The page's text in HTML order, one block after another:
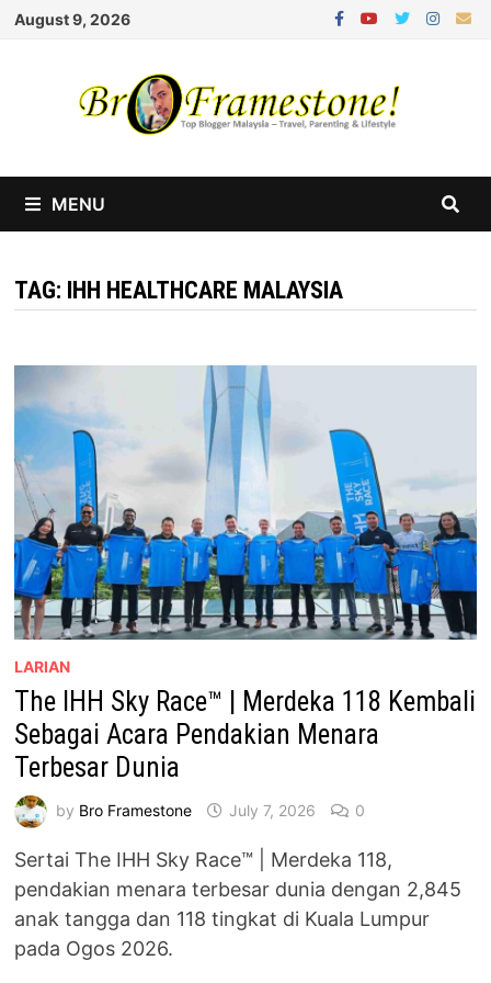
Skip
August 9, 2026
MENU
TAG: IHH HEALTHCARE MALAYSIA
LARIAN
The IHH Sky Race™ | Merdeka 118 Kembali
Sebagai Acara Pendakian Menara
Terbesar Dunia
by Bro Framestone July 7, 2026 0
Sertai The IHH Sky Race™ | Merdeka 118,
pendakian menara terbesar dunia dengan 2,845
anak tangga dan 118 tingkat di Kuala Lumpur
pada Ogos 2026.